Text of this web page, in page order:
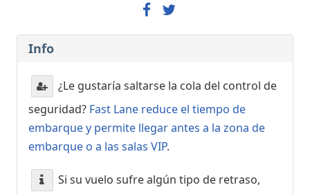
Info
¿Le gustaría saltarse la cola del control de
seguridad? Fast Lane reduce el tiempo de
embarque y permite llegar antes a la zona de
embarque o a las salas VIP.
Si su vuelo sufre algún tipo de retraso,